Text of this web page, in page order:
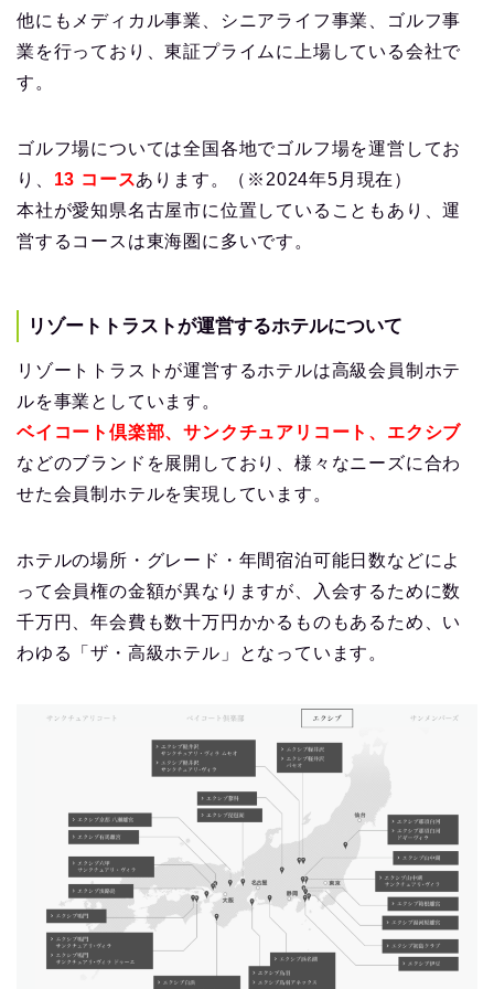
他にもメディカル事業、シニアライフ事業、ゴルフ事
業を行っており、東証プライムに上場している会社で
す。
ゴルフ場については全国各地でゴルフ場を運営してお
り、 13 コースあります。（※2024年5月現在）
本社が愛知県名古屋市に位置していることもあり、運
営するコースは東海圏に多いです。
リゾートトラストが運営するホテルについて
リゾートトラストが運営するホテルは高級会員制ホテ
ルを事業としています。
ベイコート倶楽部、サンクチュアリコート、エクシブ
などのブランドを展開しており、様々なニーズに合わ
せた会員制ホテルを実現しています。
ホテルの場所・グレード・年間宿泊可能日数などによ
って会員権の金額が異なりますが、入会するために数
千万円、年会費も数十万円かかるものもあるため、い
わゆる「ザ・高級ホテル」となっています。